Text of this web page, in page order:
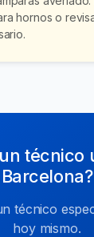
hornos o
técnico
Barcelona?
técnico
hoy mismo.